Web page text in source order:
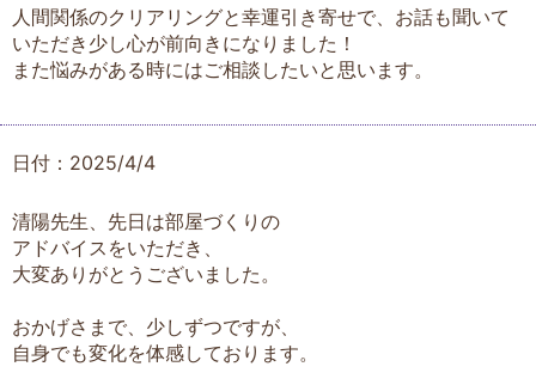
人間関係のクリアリングと幸運引き寄せで、お話も聞いて
いただき少し心が前向きになりました！
また悩みがある時にはご相談したいと思います。
日付：2025/4/4
清陽先生、先日は部屋づくりの
アドバイスをいただき、
大変ありがとうございました。
おかげさまで、少しずつですが、
自身でも変化を体感しております。